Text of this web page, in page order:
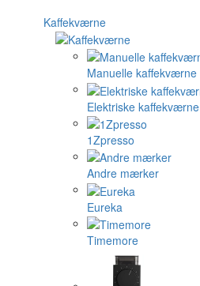
Kaffekværne
Manuelle kaffekværne
Elektriske kaffekværne
1Zpresso
Andre mærker
Eureka
Timemore